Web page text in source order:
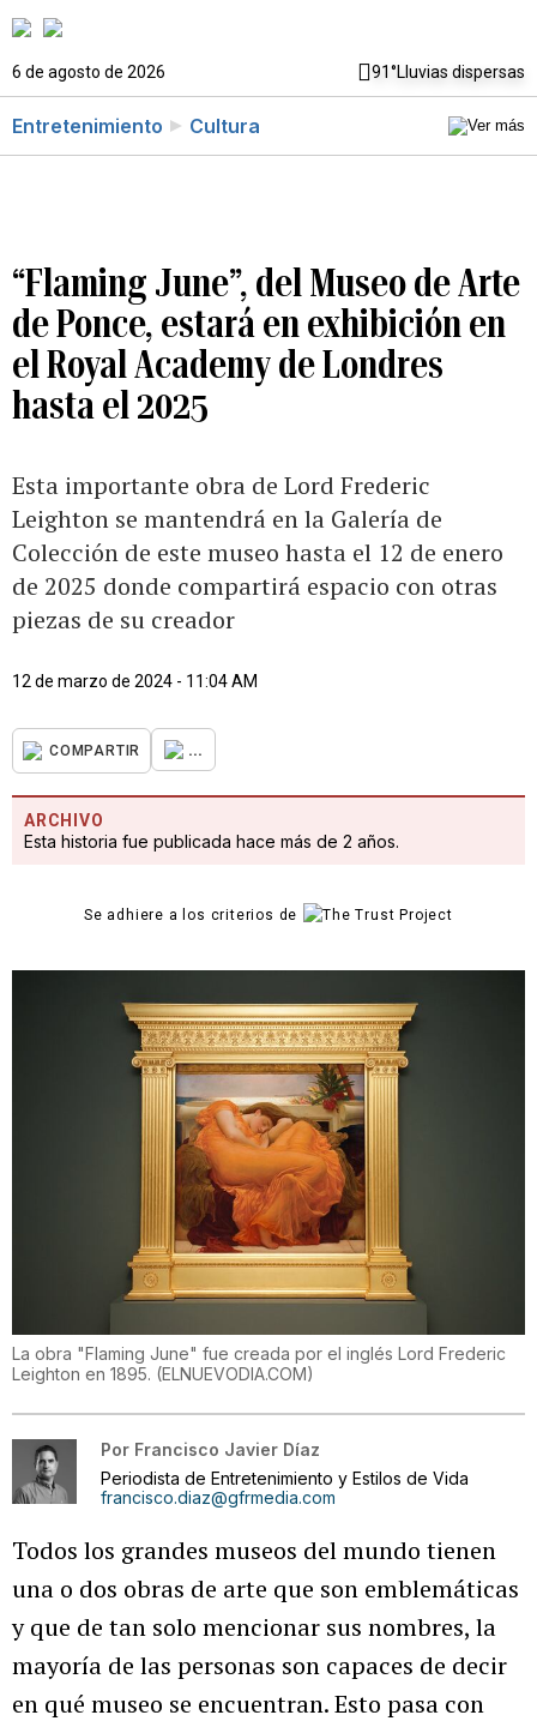
6 de agosto de 2026 91°Lluvias dispersas
Entretenimiento Cultura
“Flaming June”, del Museo de Arte
de Ponce, estará en exhibición en
el Royal Academy de Londres
hasta el 2025
Esta importante obra de Lord Frederic
Leighton se mantendrá en la Galería de
Colección de este museo hasta el 12 de enero
de 2025 donde compartirá espacio con otras
piezas de su creador
12 de marzo de 2024 - 11:04 AM
COMPARTIR ...
ARCHIVO
Esta historia fue publicada hace más de 2 años.
Se adhiere a los criterios de
La obra "Flaming June" fue creada por el inglés Lord Frederic
Leighton en 1895. (ELNUEVODIA.COM)
Por Francisco Javier Díaz
Periodista de Entretenimiento y Estilos de Vida
francisco.diaz@gfrmedia.com
Todos los grandes museos del mundo tienen
una o dos obras de arte que son emblemáticas
y que de tan solo mencionar sus nombres, la
mayoría de las personas son capaces de decir
en qué museo se encuentran. Esto pasa con